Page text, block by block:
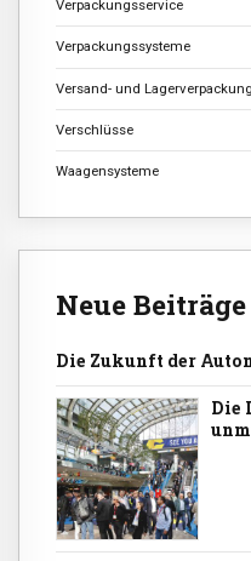
Verpackungsservice
Verpackungssysteme
Versand- und
Verschlüsse
Waagensysteme
Neue Beiträge
Die Zukunft der
Die